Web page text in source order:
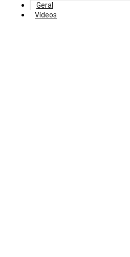
Geral
Vídeos